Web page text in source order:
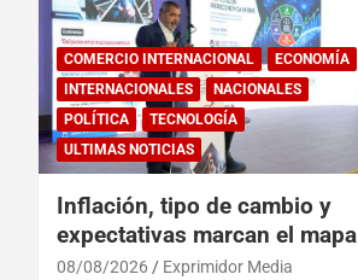
COMERCIO INTERNACIONAL
ECONOMÍA
INTERNACIONALES
NACIONALES
POLÍTICA
TECNOLOGÍA
ULTIMAS NOTICIAS
Inflación, tipo de cambio y
expectativas marcan el mapa
del riesgo financiero
08/08/2026 Exprimidor Media